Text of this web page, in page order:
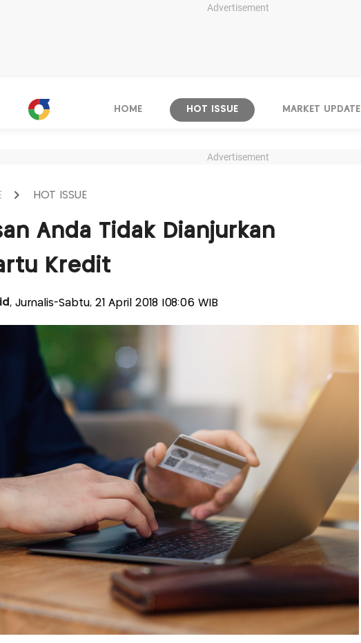
Advertisement
HOME HOT ISSUE MARKET UPDATE
Advertisement
HOT ISSUE
Anda Tidak Dianjurkan
Kredit
, Jurnalis-Sabtu, 21 April 2018 |08:06 WIB